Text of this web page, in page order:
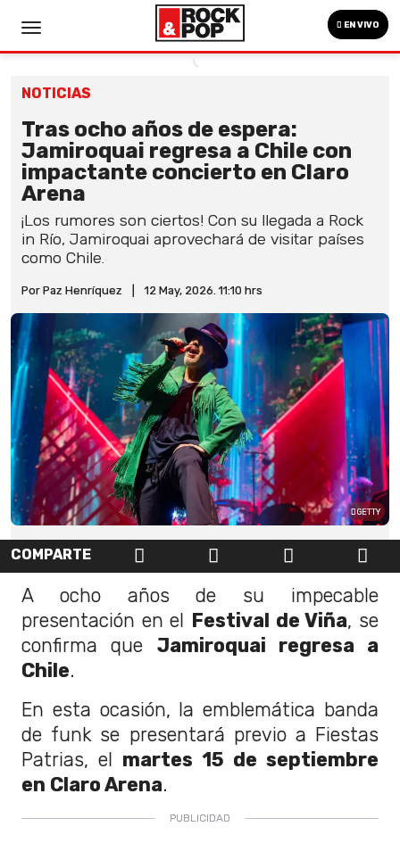
EN VIVO
NOTICIAS
Tras ocho años de espera:
Jamiroquai regresa a Chile con
impactante concierto en Claro
Arena
¡Los rumores son ciertos! Con su llegada a Rock
in Río, Jamiroquai aprovechará de visitar países
como Chile.
Por Paz Henríquez 12 May, 2026. 11:10 hrs
GETTY
COMPARTE
A ocho años de su impecable
presentación en el Festival de Viña, se
confirma que Jamiroquai regresa a
Chile.
En esta ocasión, la emblemática banda
de funk se presentará previo a Fiestas
Patrias, el martes 15 de septiembre
en Claro Arena.